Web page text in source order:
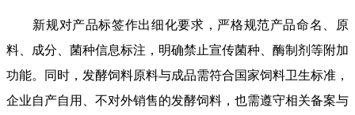
新规对产品标签作出细化要求，严格规范产品命名、原
料、成分、菌种信息标注，明确禁止宣传菌种、酶制剂等附加
功能。同时，发酵饲料原料与成品需符合国家饲料卫生标准，
企业自产自用、不对外销售的发酵饲料，也需遵守相关备案与